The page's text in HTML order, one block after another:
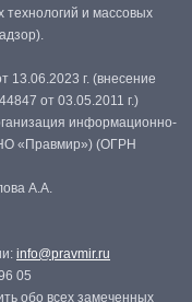
и массовых
г. (внесение
от 03.05.2011 г.)
информационно-
«Правмир») (ОГРН
А.А.
info@pravmir.ru
05
обо всех замеченных